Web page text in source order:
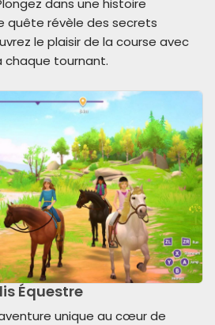
dans une histoire
quête révèle des secrets
le plaisir de la course avec
tournant.
Équestre
unique au cœur de